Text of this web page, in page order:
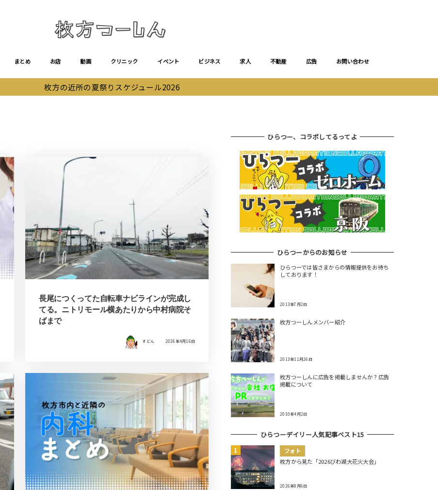
まとめ お店 動画 クリニック イベント ビジネス 求人 不動産 広告 お問い合わせ
枚方の近所の夏祭りスケジュール2026
長尾につくってた自転車ナビラインが完成し
てる。ニトリモール横あたりから中村病院そ
ばまで
すどん 2026年4月16日
ひらつー、コラボしてるってよ
ひらつーからのお知らせ
ひらつーでは皆さまからの情報提供をお待ち
しております！
2013年7月2日
枚方つーしんメンバー紹介
2013年11月26日
枚方つーしんに広告を掲載しませんか？広告
掲載について
2010年4月2日
ひらつーデイリー人気記事ベスト15
フォト
枚方から見た「2026びわ湖大花火大会」
2026年8月6日